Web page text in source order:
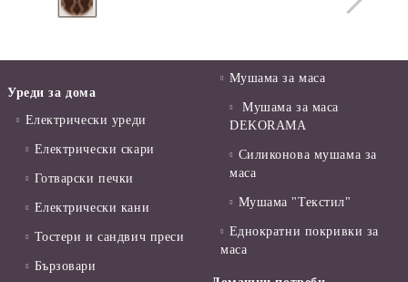
Уреди за дома
Електрически уреди
Електрически скари
Готварски печки
Електрически кани
Тостери и сандвич преси
Бързовари
Мушама за маса
Мушама за маса
DEKORAMA
Силиконова мушама за
маса
Мушама "Текстил"
Еднократни покривки за
маса